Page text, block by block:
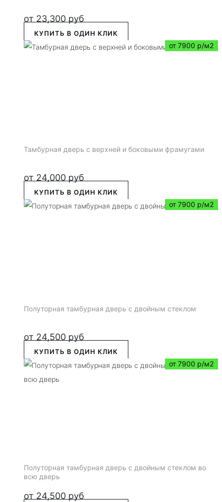
от 23,300 руб
КУПИТЬ В ОДИН КЛИК
от 7900 р/м2
Тамбурная дверь с верхней и боковыми фрамугами
от 24,000 руб
КУПИТЬ В ОДИН КЛИК
от 7900 р/м2
Полуторная тамбурная дверь с двойным стеклом
от 24,500 руб
КУПИТЬ В ОДИН КЛИК
от 7900 р/м2
Полуторная тамбурная дверь с двойным стеклом во
всю дверь
от 24,500 руб